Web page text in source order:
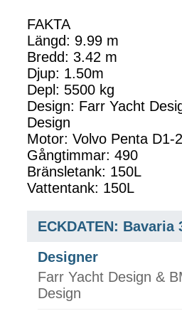
FAKTA
Längd: 9.99 m
Bredd: 3.42 m
Djup: 1.50m
Depl: 5500 kg
Design: Farr Yacht
Design
Motor: Volvo Penta D1-
Gångtimmar: 490
Bränsletank: 150L
Vattentank: 150L
ECKDATEN: Bavaria
Designer
Farr Yacht Design &
Design